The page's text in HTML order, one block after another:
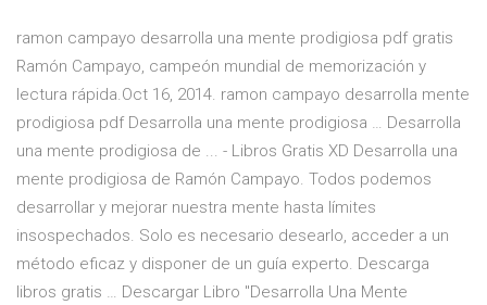
ramon campayo desarrolla una mente prodigiosa pdf gratis
Ramón Campayo, campeón mundial de memorización y
lectura rápida.Oct 16, 2014. ramon campayo desarrolla mente
prodigiosa pdf Desarrolla una mente prodigiosa … Desarrolla
una mente prodigiosa de ... - Libros Gratis XD Desarrolla una
mente prodigiosa de Ramón Campayo. Todos podemos
desarrollar y mejorar nuestra mente hasta límites
insospechados. Solo es necesario desearlo, acceder a un
método eficaz y disponer de un guía experto. Descarga
libros gratis … Descargar Libro "Desarrolla Una Mente